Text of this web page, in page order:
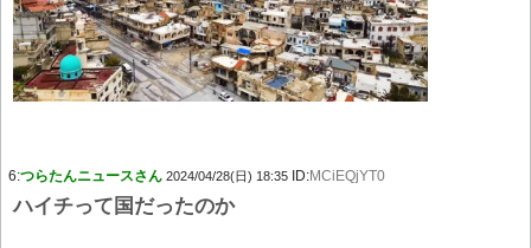
6:つらたんニュースさん 2024/04/28(日) 18:35 ID:MCiEQjYT0
ハイチって国だったのか